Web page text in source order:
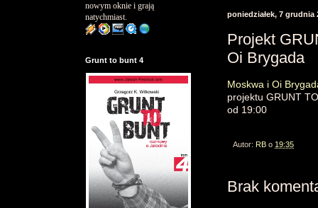
poniedziałek, 7 grudnia
Projekt
Oi Brygada
Moskwa i Oi
projektu GRUNT
od 19:00
Autor: RB o 19:35
Brak
nowym oknie i grają
natychmiast.
Grunt to bunt 4